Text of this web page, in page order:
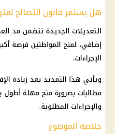
هل يستمر قانون التصالح
التعديلات الجديدة تتضمن مد
إضافي، لمنح المواطنين فرصة
الإجراءات.
ويأتي هذا التمديد بعد زيادة
مطالبات بضرورة منح مهلة
والإجراءات المطلوبة.
خلاصة الموضوع